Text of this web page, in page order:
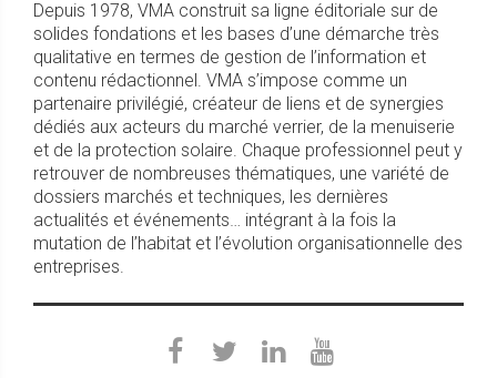
Depuis 1978, VMA construit sa ligne éditoriale sur de
solides fondations et les bases d’une démarche très
qualitative en termes de gestion de l’information et
contenu rédactionnel. VMA s’impose comme un
partenaire privilégié, créateur de liens et de synergies
dédiés aux acteurs du marché verrier, de la menuiserie
et de la protection solaire. Chaque professionnel peut y
retrouver de nombreuses thématiques, une variété de
dossiers marchés et techniques, les dernières
actualités et événements… intégrant à la fois la
mutation de l’habitat et l’évolution organisationnelle des
entreprises.